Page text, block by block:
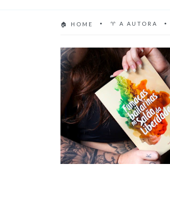
🏠 HOME ♈ A AUTORA
NO SALÃO DA